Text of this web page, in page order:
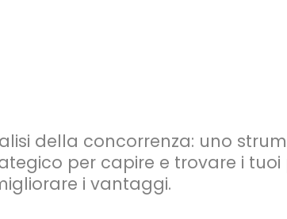
della concorrenza: uno
per capire e trovare i
i vantaggi.